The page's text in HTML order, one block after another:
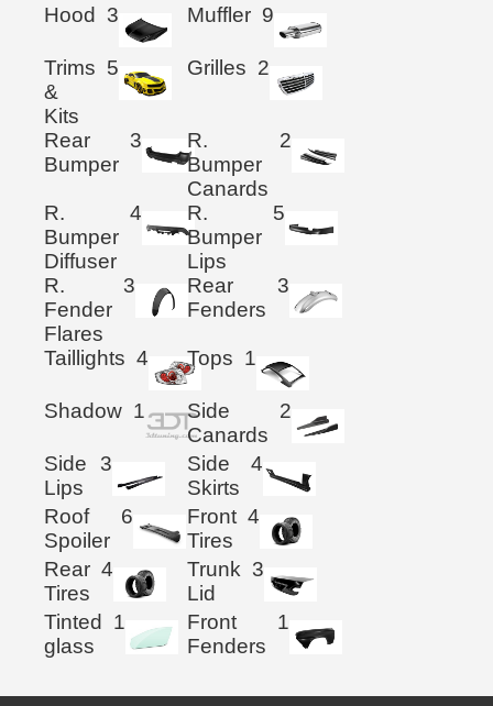
Hood 3 Muffler 9
Trims
&
Kits
5 Grilles 2
Rear
Bumper
3
R.
Bumper
Canards
2
R.
Bumper
Diffuser
4
R.
Bumper
Lips
5
R.
Fender
Flares
3
Rear
Fenders
3
Taillights 4 Tops 1
Shadow 1
Side
Canards
2
Side
Lips
3
Side
Skirts
4
Roof
Spoiler
6
Front
Tires
4
Rear
Tires
4
Trunk
Lid
3
Tinted
glass
1
Front
Fenders
1